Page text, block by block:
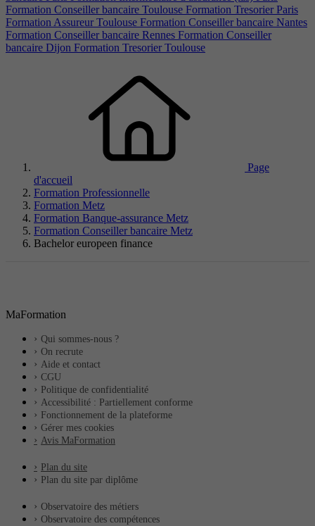
Formation Conseiller bancaire Toulouse Formation Tresorier Paris
Formation Assureur Toulouse Formation Conseiller bancaire Nantes
Formation Conseiller bancaire Rennes Formation Conseiller
bancaire Dijon Formation Tresorier Toulouse
Page
d'accueil
Formation Professionnelle
Formation Metz
Formation Banque-assurance Metz
Formation Conseiller bancaire Metz
Bachelor europeen finance
MaFormation
Qui sommes-nous ?
On recrute
Aide et contact
CGU
Politique de confidentialité
Accessibilité : Partiellement conforme
Fonctionnement de la plateforme
Gérer mes cookies
Avis MaFormation
Plan du site
Plan du site par diplôme
Observatoire des métiers
Observatoire des compétences